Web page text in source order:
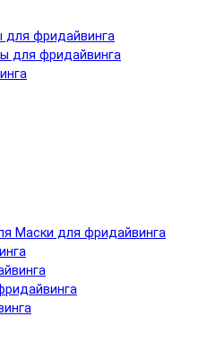
фридайвинга
для фридайвинга
Маски для фридайвинга